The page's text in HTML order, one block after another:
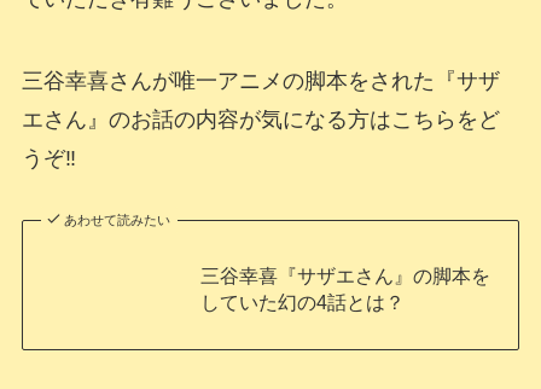
三谷幸喜さんが唯一アニメの脚本をされた『サザ
エさん』のお話の内容が気になる方はこちらをど
うぞ‼
あわせて読みたい
三谷幸喜『サザエさん』の脚本を
していた幻の4話とは？